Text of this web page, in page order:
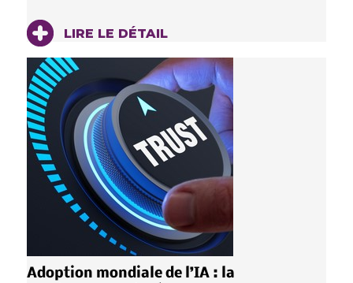
LIRE LE DÉTAIL
Adoption mondiale de l’IA : la